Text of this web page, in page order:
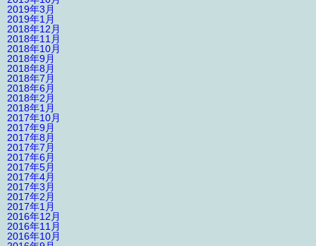
2019年3月
2019年1月
2018年12月
2018年11月
2018年10月
2018年9月
2018年8月
2018年7月
2018年6月
2018年2月
2018年1月
2017年10月
2017年9月
2017年8月
2017年7月
2017年6月
2017年5月
2017年4月
2017年3月
2017年2月
2017年1月
2016年12月
2016年11月
2016年10月